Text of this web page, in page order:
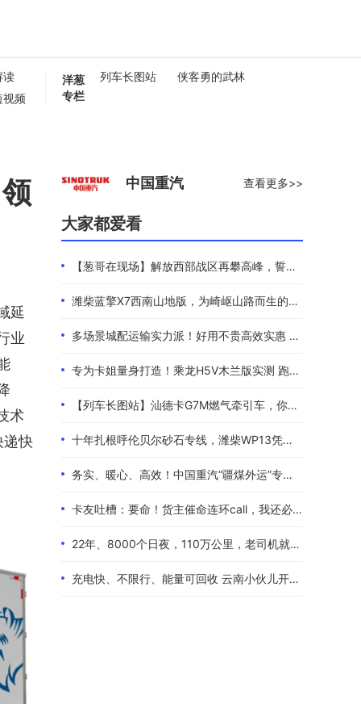
读
视频
洋葱
专栏
列车长图站 侠客勇的武林
延
业
术
递快
中国重汽 查看更多>>
大家都爱看
【葱哥在现场】解放西部战区再攀高峰，誓夺全年4.4万辆
潍柴蓝擎X7西南山地版，为崎岖山路而生的高效物流伙伴
多场景城配运输实力派！好用不贵高效实惠 101度4米2选蓝擎EHMAX
专为卡姐量身打造！乘龙H5V木兰版实测 跑长途的糟心事全都解决了
【列车长图站】汕德卡G7M燃气牵引车，你是来“搅局”的吧？
十年扎根呼伦贝尔砂石专线，潍柴WP13凭硬核实力伴80后卡友创收增收
务实、暖心、高效！中国重汽“疆煤外运”专属服务政策体验报告
卡友吐槽：要命！货主催命连环call，我还必须四小时歇一次！
22年、8000个日夜，110万公里，老司机就是偏爱中国重汽！
充电快、不限行、能量可回收 云南小伙儿开着现代泓图EV放心跑烂路